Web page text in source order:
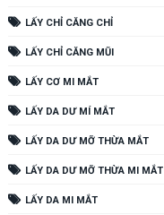
LẤY CHỈ CĂNG CHỈ
LẤY CHỈ CĂNG MŨI
LẤY CƠ MI MẮT
LẤY DA DƯ MÍ MẮT
LẤY DA DƯ MỠ THỪA MẮT
LẤY DA DƯ MỠ THỪA MI MẮT
LẤY DA MI MẮT